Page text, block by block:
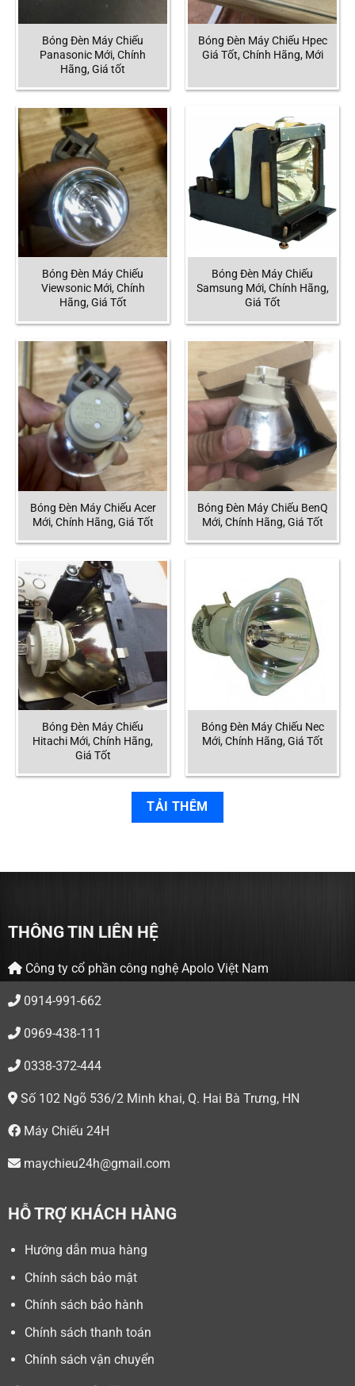
Bóng Đèn Máy Chiếu
Panasonic Mới, Chính
Hãng, Giá tốt
Bóng Đèn Máy Chiếu Hpec
Giá Tốt, Chính Hãng, Mới
Bóng Đèn Máy Chiếu
Viewsonic Mới, Chính
Hãng, Giá Tốt
Bóng Đèn Máy Chiếu
Samsung Mới, Chính Hãng,
Giá Tốt
Bóng Đèn Máy Chiếu Acer
Mới, Chính Hãng, Giá Tốt
Bóng Đèn Máy Chiếu BenQ
Mới, Chính Hãng, Giá Tốt
Bóng Đèn Máy Chiếu
Hitachi Mới, Chính Hãng,
Giá Tốt
Bóng Đèn Máy Chiếu Nec
Mới, Chính Hãng, Giá Tốt
TẢI THÊM
THÔNG TIN LIÊN HỆ
Công ty cổ phần công nghệ Apolo Việt Nam
0914-991-662
0969-438-111
0338-372-444
Số 102 Ngõ 536/2 Minh khai, Q. Hai Bà Trưng, HN
Máy Chiếu 24H
maychieu24h@gmail.com
HỖ TRỢ KHÁCH HÀNG
Hướng dẫn mua hàng
Chính sách bảo mật
Chính sách bảo hành
Chính sách thanh toán
Chính sách vận chuyển